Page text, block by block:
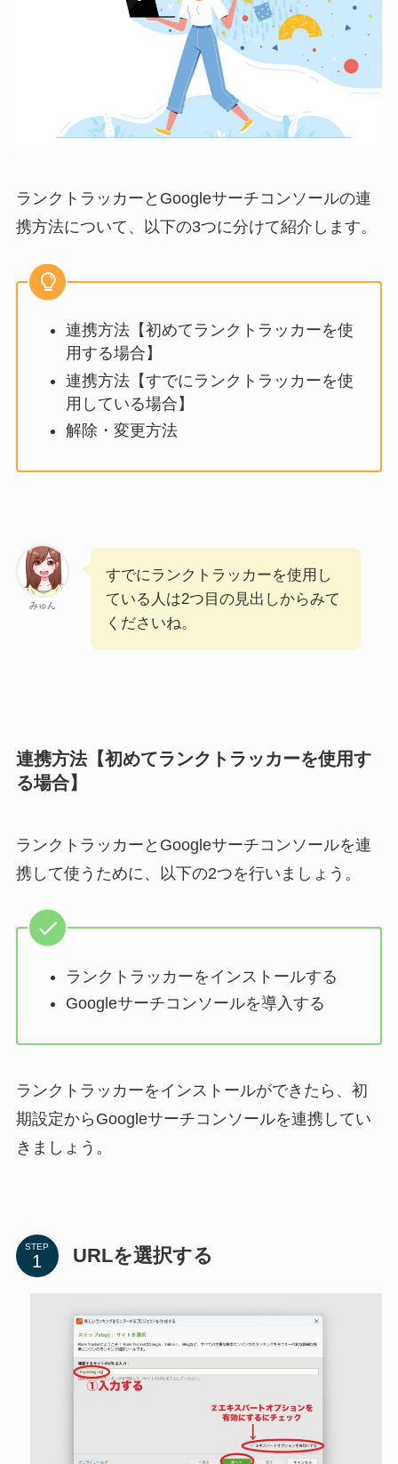
ランクトラッカーとGoogleサーチコンソールの連
携方法について、以下の3つに分けて紹介します。
連携方法【初めてランクトラッカーを使
用する場合】
連携方法【すでにランクトラッカーを使
用している場合】
解除・変更方法
みゅん
すでにランクトラッカーを使用し
ている人は2つ目の見出しからみて
くださいね。
連携方法【初めてランクトラッカーを使用す
る場合】
ランクトラッカーとGoogleサーチコンソールを連
携して使うために、以下の2つを行いましょう。
ランクトラッカーをインストールする
Googleサーチコンソールを導入する
ランクトラッカーをインストールができたら、初
期設定からGoogleサーチコンソールを連携してい
きましょう。
STEP URLを選択する